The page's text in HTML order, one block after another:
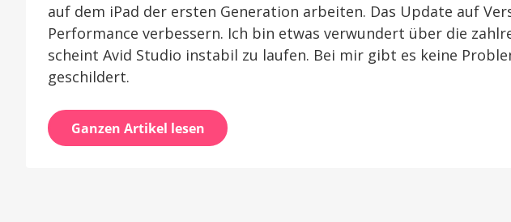
auf dem iPad der ersten Generation arbeiten. Das Update auf
Performance verbessern. Ich bin etwas verwundert über die
scheint Avid Studio instabil zu laufen. Bei mir gibt es keine
geschildert.
Ganzen Artikel lesen